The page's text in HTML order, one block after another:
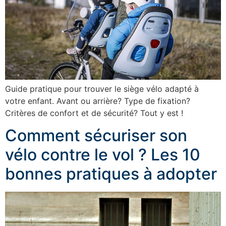
Guide pratique pour trouver le siège vélo adapté à
votre enfant. Avant ou arrière? Type de fixation?
Critères de confort et de sécurité? Tout y est !
Comment sécuriser son
vélo contre le vol ? Les 10
bonnes pratiques à adopter